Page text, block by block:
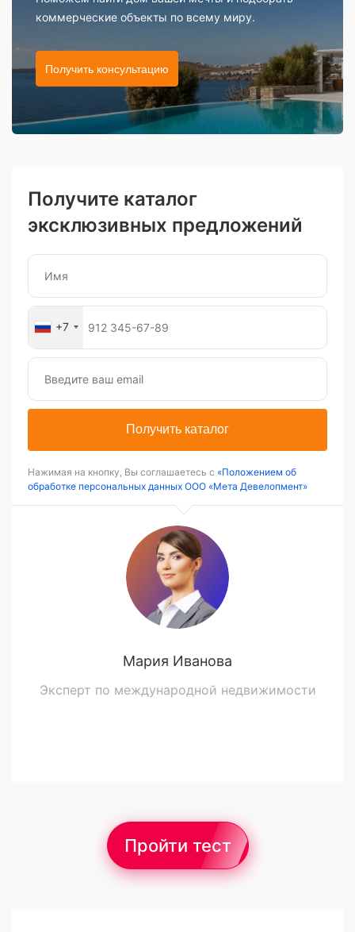
коммерческие объекты по всему миру.
Получить консультацию
Получите каталог
эксклюзивных предложений
+7
Получить каталог
Нажимая на кнопку, Вы соглашаетесь с «Положением об
обработке персональных данных ООО «Мета Девелопмент»
Мария Иванова
Эксперт по международной недвижимости
Пройти тест